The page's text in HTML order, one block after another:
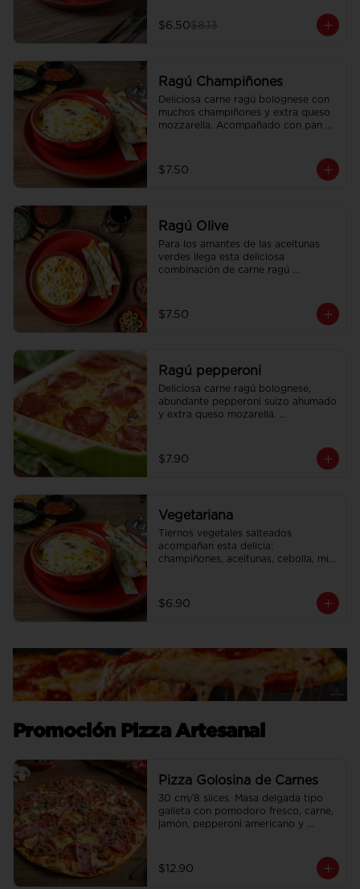
$6.50$8.13
Ragú Champiñones
Deliciosa carne ragú bolognese con
muchos champiñones y extra queso
mozzarella. Acompañado con pan
$7.50
Ragú Olive
Para los amantes de las aceitunas
verdes llega esta deliciosa
combinación de carne ragú
Acompañado con pan focaccia
recién horneado.
$7.50
Ragú pepperoni
Deliciosa carne ragú bolognese,
abundante pepperoni suizo ahumado
y extra queso mozarella.
$7.90
Vegetariana
Tiernos vegetales salteados
acompañan esta delicia:
champiñones, aceitunas, cebolla, mix
$6.90
Promoción Pizza Artesanal
Pizza Golosina de Carnes
30 cm/8 slices. Masa delgada tipo
galleta con pomodoro fresco, carne,
jamón, pepperoni americano y
$12.90